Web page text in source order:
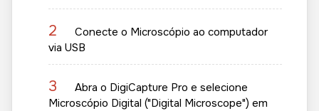
2
Conecte o Microscópio ao computador
via USB
3
Abra o DigiCapture Pro e selecione
Microscópio Digital ("Digital Microscope") em